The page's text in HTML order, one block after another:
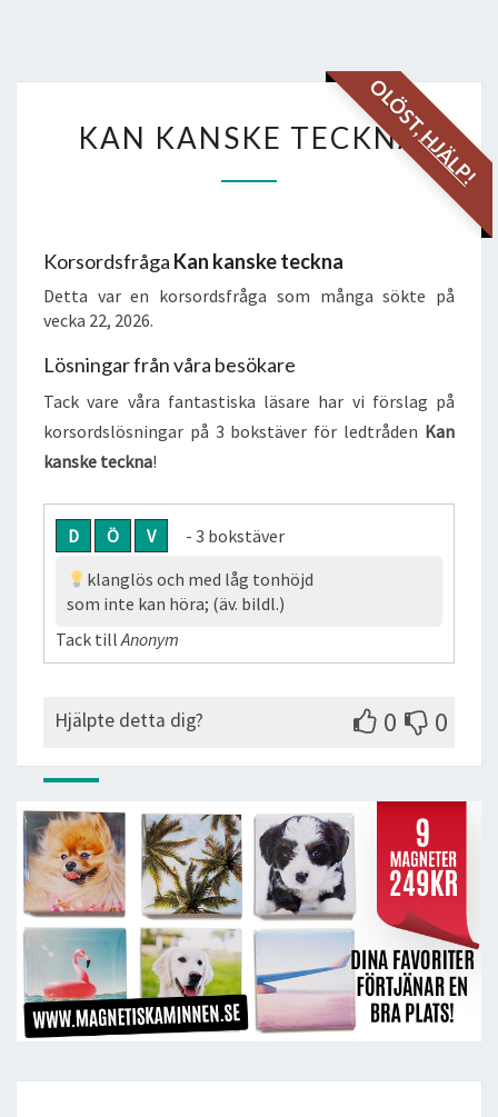
OLÖST,
HJÄLP!
KANSKE
KAN KANSKE TECKNA
Korsordsfråga Kan kanske teckna
Detta var en korsordsfråga som många sökte på
vecka 22, 2026.
Lösningar från våra besökare
Tack vare våra fantastiska läsare har vi förslag på
korsordslösningar på 3 bokstäver för ledtråden Kan
kanske teckna!
D Ö V
- 3 bokstäver
klanglös och med låg tonhöjd
som inte kan höra; (äv. bildl.)
Tack tillAnonym
Hjälpte detta dig? 0 0